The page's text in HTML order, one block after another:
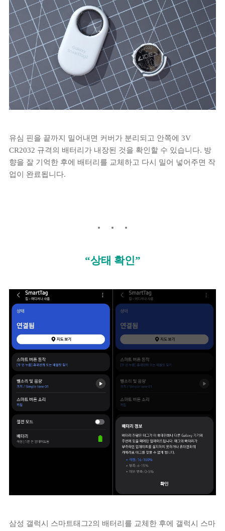
유심 핀을 끝까지 밀어내면 커버가 분리되고 안쪽에 3V
CR2032 규격의 배터리가 내장된 것을 확인할 수 있습니다. 방
향을 잘 기억한 후에 배터리를 교체하고 다시 밀어 넣어주면 작
업이 완료됩니다.
“상태 확인”
삼성 갤럭시 스마트태그2의 배터리를 교체한 후에 갤럭시 스마